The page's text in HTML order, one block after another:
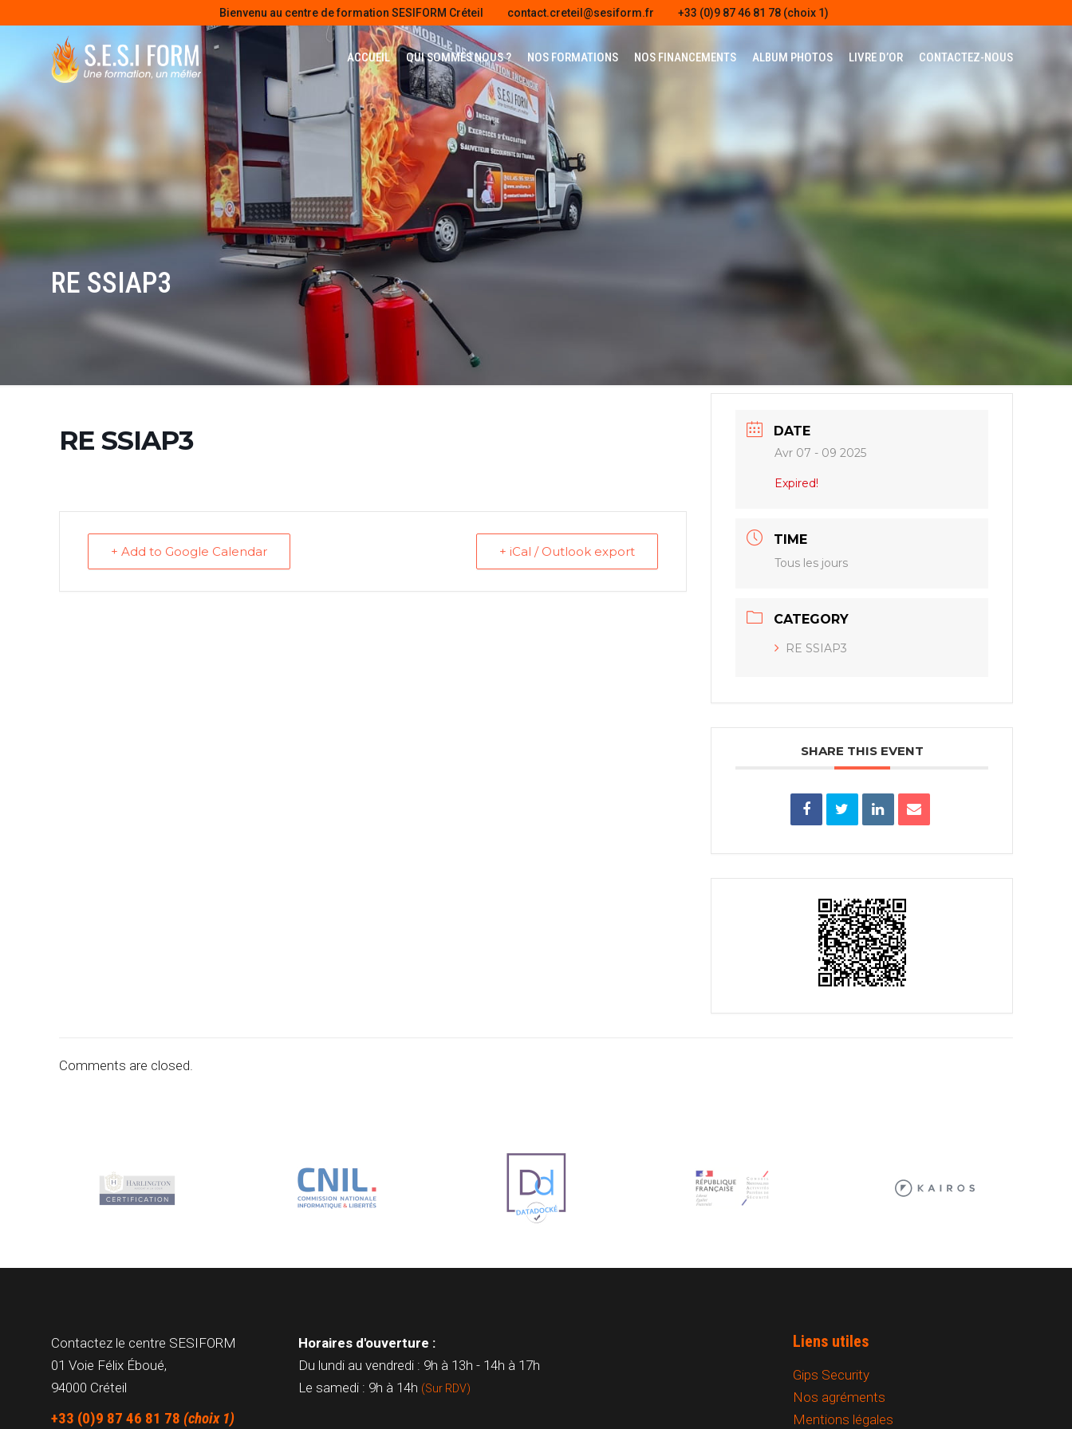
Bienvenu au centre de formation SESIFORM Créteil contact.creteil@sesiform.fr +33 (0)9 87 46 81 78 (choix 1)
ACCUEIL QUI SOMMES NOUS ? NOS FORMATIONS NOS FINANCEMENTS ALBUM PHOTOS LIVRE D’OR CONTACTEZ-NOUS
RE SSIAP3
RE SSIAP3
+ Add to Google Calendar + iCal / Outlook export
DATE
Avr 07 - 09 2025
Expired!
TIME
Tous les jours
CATEGORY
RE SSIAP3
SHARE THIS EVENT
Comments are closed.
Contactez le centre SESIFORM
01 Voie Félix Éboué,
94000 Créteil
+33 (0)9 87 46 81 78 (choix 1)
Horaires d'ouverture :
Du lundi au vendredi : 9h à 13h - 14h à 17h
Le samedi : 9h à 14h (Sur RDV)
Liens utiles
Gips Security
Nos agréments
Mentions légales